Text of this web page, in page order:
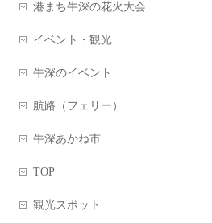
港まち牛深の花火大会
イベント・観光
牛深のイベント
航路（フェリー）
牛深あかね市
TOP
観光スポット